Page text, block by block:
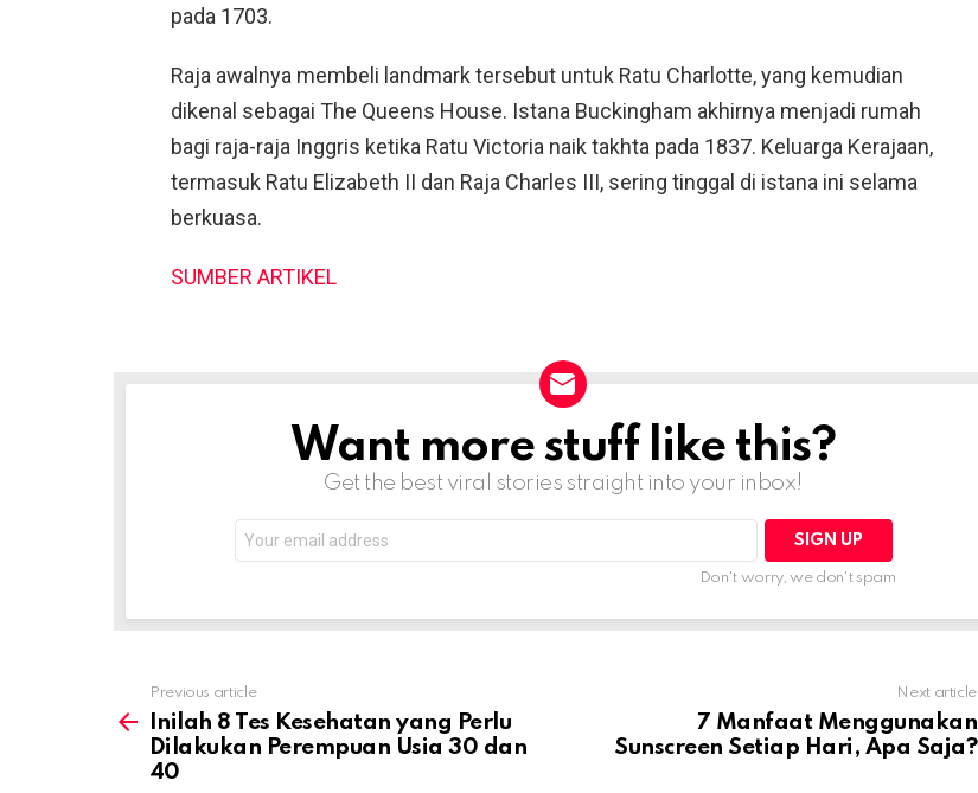
pada 1703.
Raja awalnya membeli landmark tersebut untuk Ratu Charlotte, yang kemudian
dikenal sebagai The Queens House. Istana Buckingham akhirnya menjadi rumah
bagi raja-raja Inggris ketika Ratu Victoria naik takhta pada 1837. Keluarga Kerajaan,
termasuk Ratu Elizabeth II dan Raja Charles III, sering tinggal di istana ini selama
berkuasa.
SUMBER ARTIKEL
NEWSLETTERWant more stuff like this?
Get the best viral stories straight into your inbox!
address:
Don't worry, we don't spam
more
Previous article
Inilah 8 Tes Kesehatan yang Perlu
Dilakukan Perempuan Usia 30 dan
40
Next article
7 Manfaat Menggunakan
Sunscreen Setiap Hari, Apa Saja?